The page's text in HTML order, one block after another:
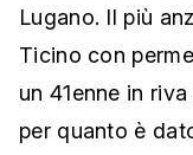
Lugano. Il più
Ticino con
un 41enne in
per quanto è